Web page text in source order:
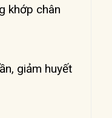
khớp chân
giảm huyết